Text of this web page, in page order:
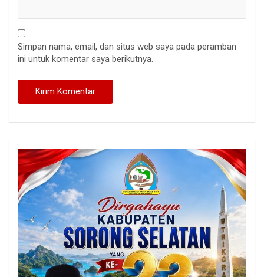
Simpan nama, email, dan situs web saya pada peramban
ini untuk komentar saya berikutnya.